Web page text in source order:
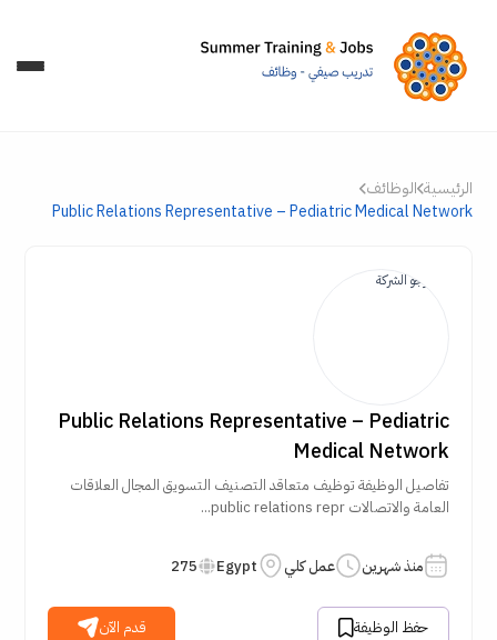
الرئيسية الوظائف
Public Relations Representative – Pediatric Medical Network
Public Relations Representative – Pediatric
Medical Network
تفاصيل الوظيفة توظيف متعاقد التصنيف التسويق المجال العلاقات
العامة والاتصالات public relations repr...
منذ شهرين عمل كلي Egypt
275
حفظ الوظيفة قدم الآن